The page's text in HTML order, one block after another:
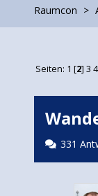
Raumcon
Seiten: 1 [2]3 4
331